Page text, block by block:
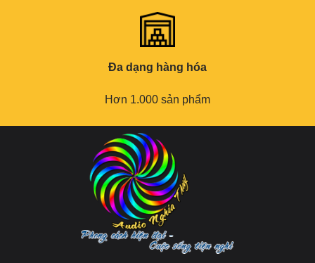
Đa dạng hàng hóa
Hơn 1.000 sản phẩm